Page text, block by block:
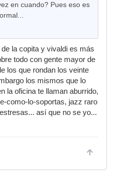
en cuando? Pues eso es
la copita y vivaldi es más
todo con gente mayor de
los que rondan los veinte
los mismos que lo
la oficina te llaman aburrido,
como-lo-soportas, jazz raro
así que no se yo...